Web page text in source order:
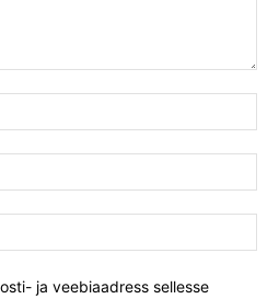
ja veebiaadress sellesse